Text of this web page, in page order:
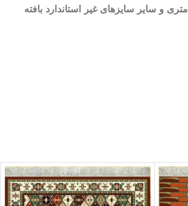
سایزهای استاندارد، 12، 9 و 6 متری و سایر سایز‌های غیر استاندارد بافته